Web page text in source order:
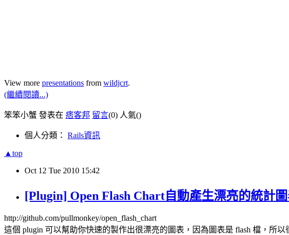
View more presentations from wildjcrt.
(繼續閱讀...)
笨笨小蟹 發表在 痞客邦 留言(0) 人氣()
個人分類： Rails資訊
▲top
Oct 12 Tue 2010 15:42
[Plugin] Open Flash Chart自動產生漂亮的統計
http://github.com/pullmonkey/open_flash_chart
這個 plugin 可以幫助你快速的製作出很漂亮的圖表，因為圖表是 flash 檔，所以